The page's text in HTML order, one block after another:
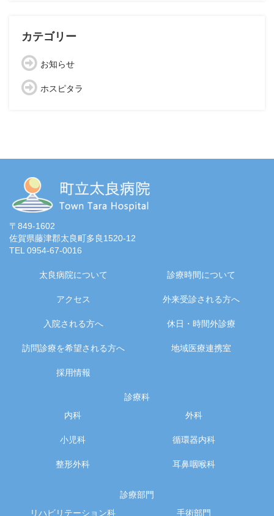
カテゴリー
お知らせ
ホスピタラ
〒849-1602
佐賀県藤津郡太良町多良1520-12
TEL 0954-67-0016
太良病院について 診療時間について
アクセス 外来受診される方へ
入院される方へ 休日・時間外診療
訪問診療を希望される方へ 地域医療連携室
採用情報
診療科
内科
外科
小児科 循環器内科
整形外科 耳鼻咽喉科
診療部門
リハビリテーション科
手術部門